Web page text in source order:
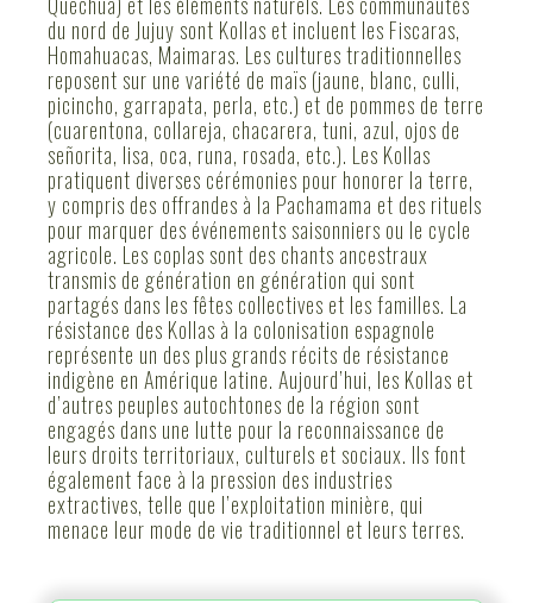
du nord de Jujuy sont Kollas et incluent les Fiscaras,
Homahuacas, Maimaras. Les cultures traditionnelles
reposent sur une variété de maïs (jaune, blanc, culli,
picincho, garrapata, perla, etc.) et de pommes de terre
(cuarentona, collareja, chacarera, tuni, azul, ojos de
señorita, lisa, oca, runa, rosada, etc.). Les Kollas
pratiquent diverses cérémonies pour honorer la terre,
y compris des offrandes à la Pachamama et des rituels
pour marquer des événements saisonniers ou le cycle
agricole. Les coplas sont des chants ancestraux
transmis de génération en génération qui sont
partagés dans les fêtes collectives et les familles. La
résistance des Kollas à la colonisation espagnole
représente un des plus grands récits de résistance
indigène en Amérique latine. Aujourd’hui, les Kollas et
d’autres peuples autochtones de la région sont
engagés dans une lutte pour la reconnaissance de
leurs droits territoriaux, culturels et sociaux. Ils font
également face à la pression des industries
extractives, telle que l’exploitation minière, qui
menace leur mode de vie traditionnel et leurs terres.